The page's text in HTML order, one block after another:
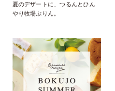
夏のデザートに、つるんとひん
やり牧場ぷりん。